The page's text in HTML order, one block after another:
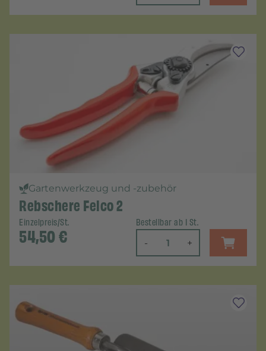
Gartenwerkzeug und -zubehör
Rebschere Felco 2
Einzelpreis/St.
54,50€
Bestellbar ab 1 St.
- +